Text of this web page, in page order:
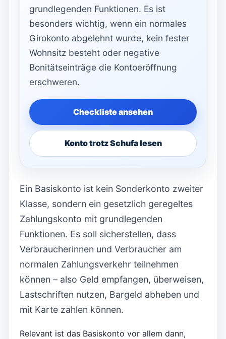
grundlegenden Funktionen. Es ist
besonders wichtig, wenn ein normales
Girokonto abgelehnt wurde, kein fester
Wohnsitz besteht oder negative
Bonitätseinträge die Kontoeröffnung
erschweren.
Checkliste ansehen
Konto trotz Schufa lesen
Ein Basiskonto ist kein Sonderkonto zweiter
Klasse, sondern ein gesetzlich geregeltes
Zahlungskonto mit grundlegenden
Funktionen. Es soll sicherstellen, dass
Verbraucherinnen und Verbraucher am
normalen Zahlungsverkehr teilnehmen
können – also Geld empfangen, überweisen,
Lastschriften nutzen, Bargeld abheben und
mit Karte zahlen können.
Relevant ist das Basiskonto vor allem dann,